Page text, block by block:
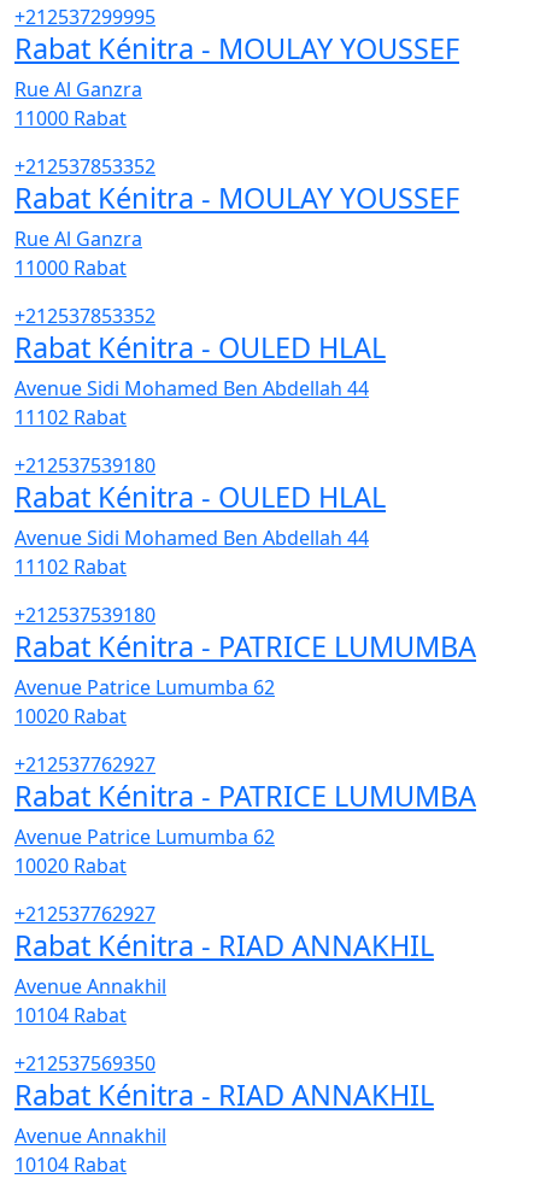
+212537299995
Rabat Kénitra - MOULAY YOUSSEF
Rue Al Ganzra
11000 Rabat
+212537853352
Rabat Kénitra - MOULAY YOUSSEF
Rue Al Ganzra
11000 Rabat
+212537853352
Rabat Kénitra - OULED HLAL
Avenue Sidi Mohamed Ben Abdellah 44
11102 Rabat
+212537539180
Rabat Kénitra - OULED HLAL
Avenue Sidi Mohamed Ben Abdellah 44
11102 Rabat
+212537539180
Rabat Kénitra - PATRICE LUMUMBA
Avenue Patrice Lumumba 62
10020 Rabat
+212537762927
Rabat Kénitra - PATRICE LUMUMBA
Avenue Patrice Lumumba 62
10020 Rabat
+212537762927
Rabat Kénitra - RIAD ANNAKHIL
Avenue Annakhil
10104 Rabat
+212537569350
Rabat Kénitra - RIAD ANNAKHIL
Avenue Annakhil
10104 Rabat